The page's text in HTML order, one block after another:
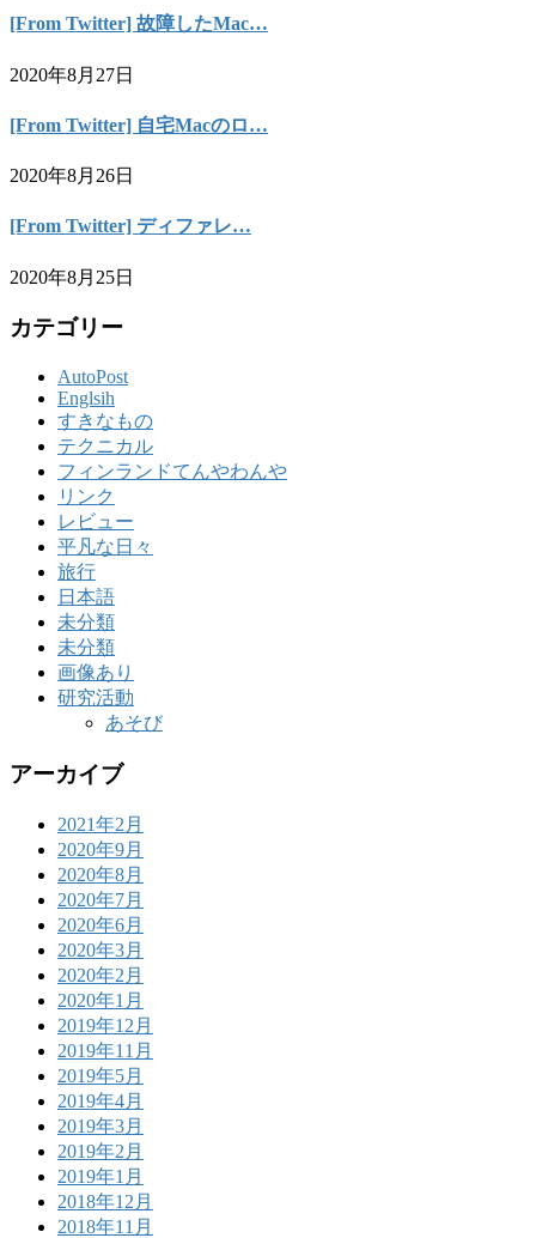
[From Twitter] 故障したMac…
2020年8月27日
[From Twitter] 自宅Macのロ…
2020年8月26日
[From Twitter] ディファレ…
2020年8月25日
カテゴリー
AutoPost
Englsih
すきなもの
テクニカル
フィンランドてんやわんや
リンク
レビュー
平凡な日々
旅行
日本語
未分類
未分類
画像あり
研究活動
あそび
アーカイブ
2021年2月
2020年9月
2020年8月
2020年7月
2020年6月
2020年3月
2020年2月
2020年1月
2019年12月
2019年11月
2019年5月
2019年4月
2019年3月
2019年2月
2019年1月
2018年12月
2018年11月